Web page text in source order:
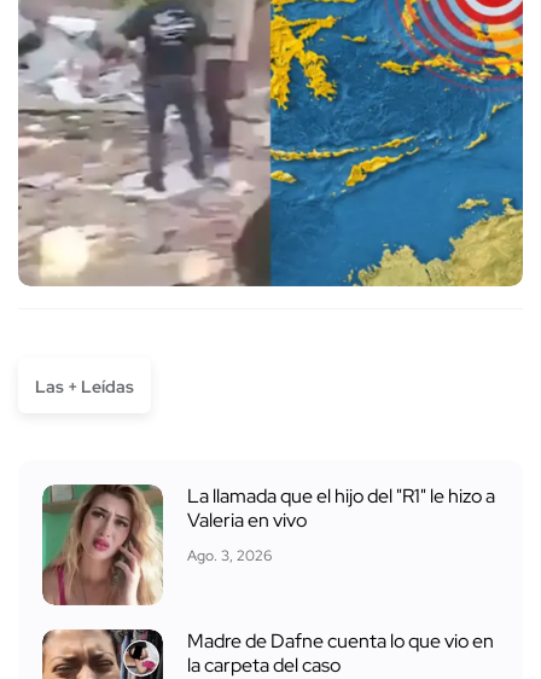
Las + Leídas
La llamada que el hijo del "R1" le hizo a
Valeria en vivo
Ago. 3, 2026
Madre de Dafne cuenta lo que vio en
la carpeta del caso